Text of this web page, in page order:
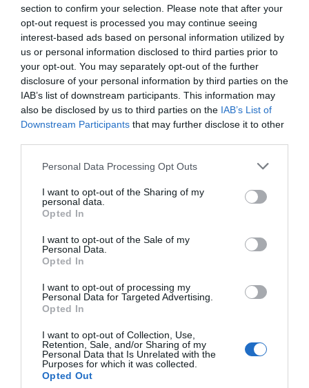
section to confirm your selection. Please note that after your
opt-out request is processed you may continue seeing
interest-based ads based on personal information utilized by
us or personal information disclosed to third parties prior to
your opt-out. You may separately opt-out of the further
disclosure of your personal information by third parties on the
IAB’s list of downstream participants. This information may
also be disclosed by us to third parties on the IAB’s List of
Downstream Participants that may further disclose it to other
Please note that this website/app uses one or more Google
not limited to your visit or usage behaviour. You may click to
grant or deny consent to Google and its third-party tags to
use your data for below specified purposes in below Google
consent section.
Personal Data Processing Opt Outs
I want to opt-out of the Sharing of my
personal data.
Opted In
I want to opt-out of the Sale of my
Personal Data.
Opted In
I want to opt-out of processing my
Personal Data for Targeted Advertising.
Opted In
I want to opt-out of Collection, Use,
Retention, Sale, and/or Sharing of my
Personal Data that Is Unrelated with the
Purposes for which it was collected.
Opted Out
Ακολουθήστε το evima.gr στο Google News
Διαβάστε όλες τιςειδήσεις για την Εύβοια
Διαβάστε όλες τιςτελευταίες ειδήσειςγια την
Ελλάδακαι τονΚόσμοστοevima.gr
TAGS: ΒΑΣΙΛΙΚΑ ΓΕΝΕΘΛΙΟ
ΕΙΔΗΣΕΙΣ ΕΥΒΟΙΑ
ΕΥΒΟΙΑ
ΝΕΑ ΠΡΟΔΡΟΜΟΣ ΧΡΥΣΟΣΤΟΜΟΣ
ΡΟΗ ΕΙΔΗΣΕΩΝ
Τουρισμός για Όλους 2026-2027:
Έως 600 ευρώ η επιδότηση
09.08.2026 | 14:40
Έκτακτα μέτρα και απαγορεύσεις
σήμερα στην Εύβοια – Μεγάλη
προσοχή!
09.08.2026 | 14:20
e-ΕΦΚΑ και ΔΥΠΑ: Ποιοι
δικαιούχοι πληρώνονται έως τις